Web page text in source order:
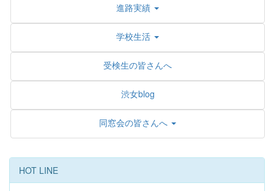
進路実績
学校生活
受検生の皆さんへ
渋女blog
同窓会の皆さんへ
HOT LINE